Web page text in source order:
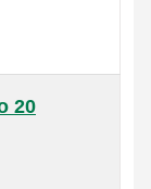
20